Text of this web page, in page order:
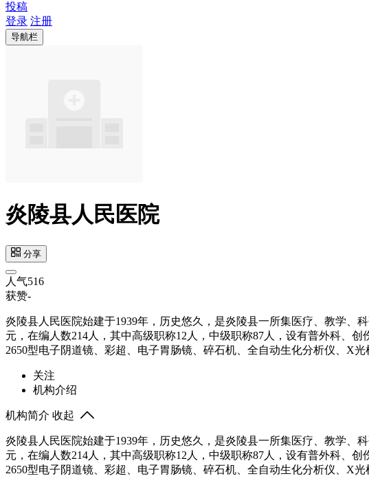
投稿
登录 注册
导航栏
炎陵县人民医院
分享
人气516
获赞-
炎陵县人民医院始建于1939年，历史悠久，是炎陵县一所集医疗、教学、
元，在编人数214人，其中高级职称12人，中级职称87人，设有普外科、
2650型电子阴道镜、彩超、电子胃肠镜、碎石机、全自动生化分析仪、X
关注
机构介绍
机构简介 收起
炎陵县人民医院始建于1939年，历史悠久，是炎陵县一所集医疗、教学、
元，在编人数214人，其中高级职称12人，中级职称87人，设有普外科、
2650型电子阴道镜、彩超、电子胃肠镜、碎石机、全自动生化分析仪、X